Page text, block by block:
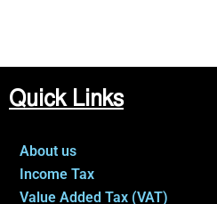
Quick Links
About us
Income Tax
Value Added Tax (VAT)